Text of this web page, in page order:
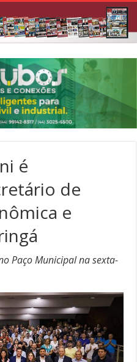
é
de
e
Paço Municipal na sexta-